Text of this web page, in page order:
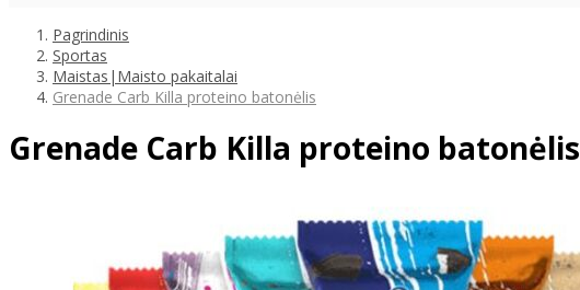
Pagrindinis
Sportas
Maistas|Maisto pakaitalai
Grenade Carb Killa proteino batonėlis
Grenade Carb Killa proteino batonėlis